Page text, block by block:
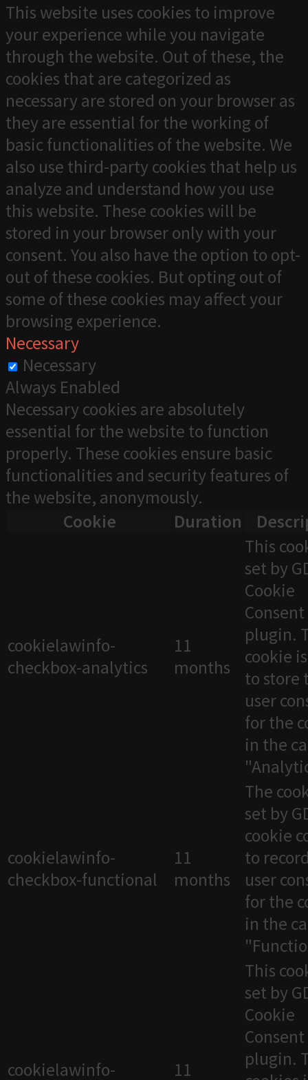
This website uses cookies to improve
your experience while you navigate
through the website. Out of these, the
cookies that are categorized as
necessary are stored on your browser as
they are essential for the working of
basic functionalities of the website. We
also use third-party cookies that help us
analyze and understand how you use
this website. These cookies will be
stored in your browser only with your
consent. You also have the option to opt-
out of these cookies. But opting out of
some of these cookies may affect your
browsing experience.
Necessary
Necessary
Always Enabled
Necessary cookies are absolutely
essential for the website to function
properly. These cookies ensure basic
functionalities and security features of
the website, anonymously.
Cookie
Duration
cookielawinfo-
checkbox-analytics
11
months
This
set by
Cookie
Consent
plugin.
cookie
to store
user
for the
in the
cookielawinfo-
checkbox-functional
11
months
The
set by
cookie
to
user
for the
in the
cookielawinfo- 11
This
set by
Cookie
Consent
plugin.